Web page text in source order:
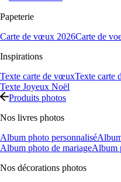
Papeterie
Carte de vœux 2026Carte de
Inspirations
Texte carte de vœuxTexte carte
Texte Joyeux Noël
Produits photos
Nos livres photos
Album photo personnalisé
Album photo de mariageAlbum
Nos décorations photos